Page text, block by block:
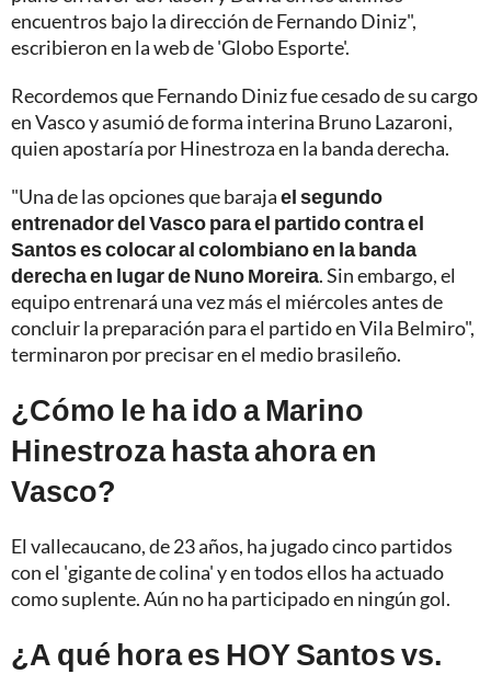
encuentros bajo la dirección de Fernando Diniz",
escribieron en la web de 'Globo Esporte'.
Recordemos que Fernando Diniz fue cesado de su cargo
en Vasco y asumió de forma interina Bruno Lazaroni,
quien apostaría por Hinestroza en la banda derecha.
"Una de las opciones que barajael segundo
entrenador del Vasco para el partido contra el
Santos es colocar al colombiano en la banda
derecha en lugar de Nuno Moreira. Sin embargo, el
equipo entrenará una vez más el miércoles antes de
concluir la preparación para el partido en Vila Belmiro",
terminaron por precisar en el medio brasileño.
¿Cómo le ha ido a Marino
Hinestroza hasta ahora en
Vasco?
El vallecaucano, de 23 años, ha jugado cinco partidos
con el 'gigante de colina' y en todos ellos ha actuado
como suplente. Aún no ha participado en ningún gol.
¿A qué hora es HOY Santos vs.